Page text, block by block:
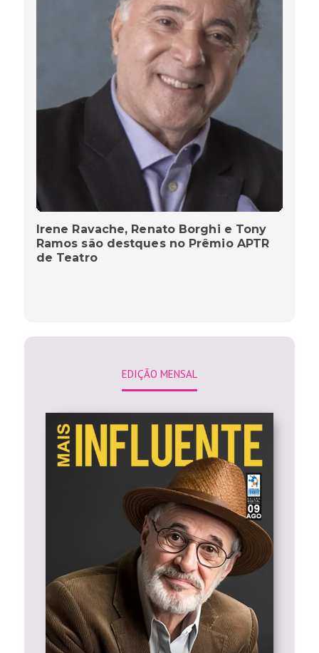
Irene Ravache, Renato Borghi e Tony
Ramos são destques no Prêmio APTR
de Teatro
EDIÇÃO MENSAL